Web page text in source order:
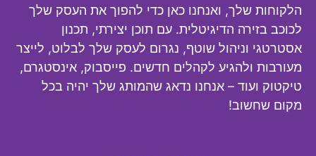
הלקוחות שלך, ואנחנו כאן כדי להפוך את העסק שלך
לכוכב בזירה הדיגיטלית. עם תוכן יצירתי, תכנון
אסטרטגי וניהול שוטף, נגרום לעסק שלך לבלוט, לייצר
מעורבות ולהגיע לקהלים חדשים. פייסבוק, אינסטגרם,
טיקטוק ועוד – אנחנו נדאג שהמותג שלך יהיה בכל
מקום שחשוב!